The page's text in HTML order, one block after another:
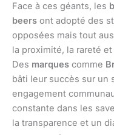
Face à ces géants, les
beers ont adopté des
opposées mais tout
la proximité, la rareté
Des marques comme
bâti leur succès sur un
engagement
constante dans les
la transparence et un